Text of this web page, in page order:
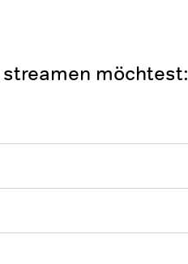
möchtest: